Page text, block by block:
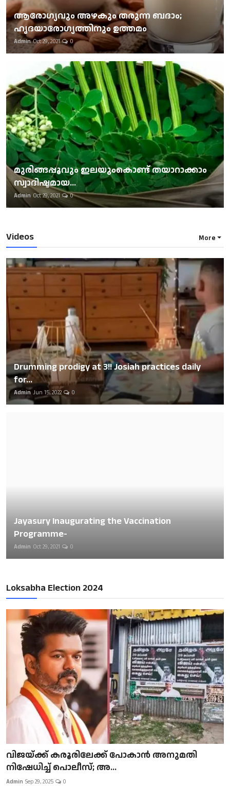
ആരോഗ്യവും അഴകും തരുന്ന ബദാം;
ഹൃദയാരോഗ്യത്തിനും ഉത്തമം
Admin Oct 29, 2021 0
മുരിങ്ങപ്പൂവും ഇലയുംകൊണ്ട് തയാറാക്കാം
സ്വാദിഷ്ടമായ...
Admin Oct 29, 2021 0
Videos More
Drumming prodigy at 3!! Josiah practices daily
for...
Admin Jun 15, 2022 0
Jayasury Inaugurating the Vaccination
Programme-
Admin Oct 29, 2021 0
Loksabha Election 2024
വിജയ്ക്ക് കരൂരിലേക്ക് പോകാൻ അനുമതി
നിഷേധിച്ച് പൊലീസ്; അ...
Admin Sep 29, 2025 0